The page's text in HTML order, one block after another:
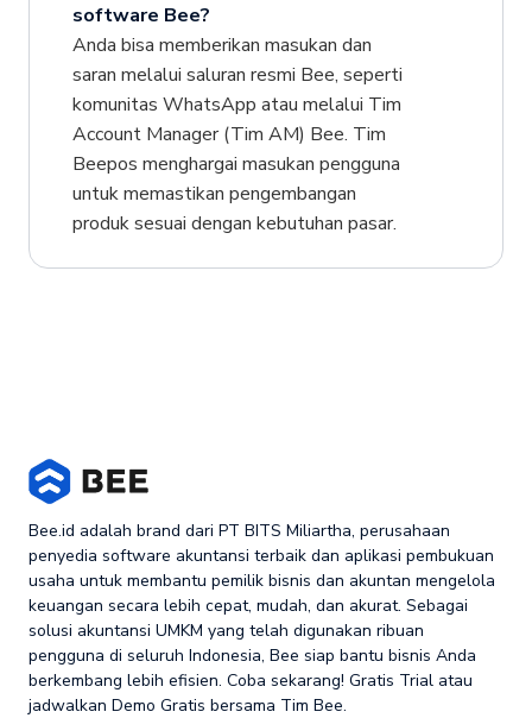
software Bee?
Anda bisa memberikan masukan dan
saran melalui saluran resmi Bee, seperti
komunitas WhatsApp atau melalui Tim
Account Manager (Tim AM) Bee. Tim
Beepos menghargai masukan pengguna
untuk memastikan pengembangan
produk sesuai dengan kebutuhan pasar.
Bee.id adalah brand dari PT BITS Miliartha, perusahaan
penyedia software akuntansi terbaik dan aplikasi pembukuan
usaha untuk membantu pemilik bisnis dan akuntan mengelola
keuangan secara lebih cepat, mudah, dan akurat. Sebagai
solusi akuntansi UMKM yang telah digunakan ribuan
pengguna di seluruh Indonesia, Bee siap bantu bisnis Anda
berkembang lebih efisien. Coba sekarang! Gratis Trial atau
jadwalkan Demo Gratis bersama Tim Bee.